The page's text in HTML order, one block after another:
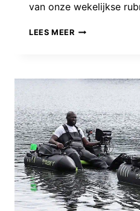
van onze wekelijkse
LEES MEERVANGSTEN
WEEK:
KLEINE
EDITIE
DIT
KEER..